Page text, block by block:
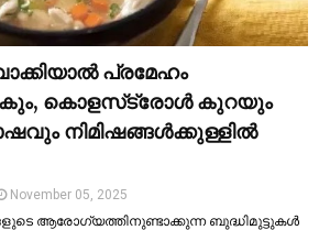
പ്രമേഹം
കൊളസ്‌ട്രോള്‍ കുറയും
നിമിഷങ്ങള്‍ക്കുള്ളില്‍
November 05, 2025
ആരോഗ്യത്തിനുണ്ടാക്കുന്ന ബുദ്ധിമുട്ടുകള്‍